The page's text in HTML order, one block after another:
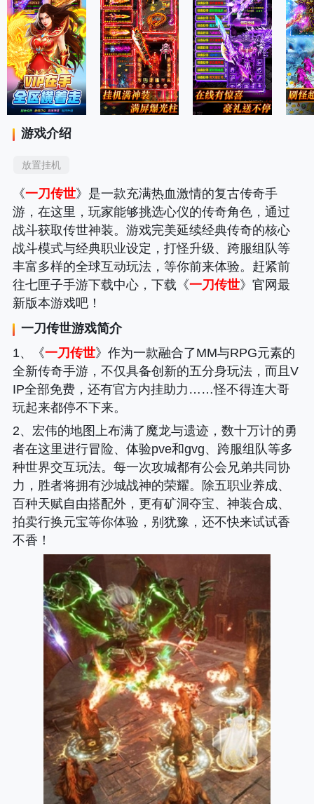
游戏介绍
放置挂机
《一刀传世》是一款充满热血激情的复古传奇手
游，在这里，玩家能够挑选心仪的传奇角色，通过
战斗获取传世神装。游戏完美延续经典传奇的核心
战斗模式与经典职业设定，打怪升级、跨服组队等
丰富多样的全球互动玩法，等你前来体验。赶紧前
往七匣子手游下载中心，下载《一刀传世》官网最
新版本游戏吧！
一刀传世游戏简介
1、《一刀传世》作为一款融合了MM与RPG元素的
全新传奇手游，不仅具备创新的五分身玩法，而且V
IP全部免费，还有官方内挂助力……怪不得连大哥
玩起来都停不下来。
2、宏伟的地图上布满了魔龙与遗迹，数十万计的勇
者在这里进行冒险、体验pve和gvg、跨服组队等多
种世界交互玩法。每一次攻城都有公会兄弟共同协
力，胜者将拥有沙城战神的荣耀。除五职业养成、
百种天赋自由搭配外，更有矿洞夺宝、神装合成、
拍卖行换元宝等你体验，别犹豫，还不快来试试香
不香！